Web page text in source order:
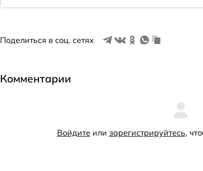
Поделиться в соц. сетях
Комментарии
Войдите или зарегистрируйтесь,